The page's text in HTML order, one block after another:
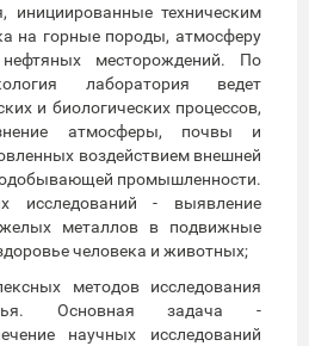
инициированные техническим
на горные породы, атмосферу
месторождений. По
лаборатория ведет
и биологических процессов,
атмосферы, почвы и
воздействием внешней
промышленности.
исследований - выявление
металлов в подвижные
человека и животных;
методов исследования
Основная задача -
научных исследований